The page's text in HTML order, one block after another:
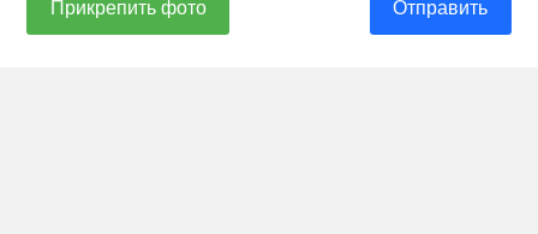
Прикрепить фото Отправить